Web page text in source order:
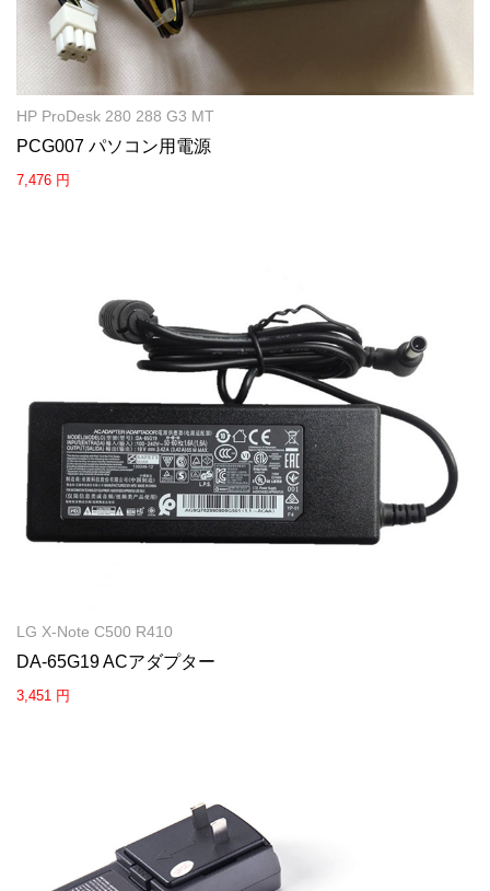
HP ProDesk 280 288 G3 MT
PCG007 パソコン用電源
7,476 円
LG X-Note C500 R410
DA-65G19 ACアダプター
3,451 円